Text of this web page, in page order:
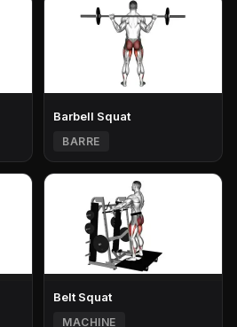
Barbell Squat
BARRE
Belt Squat
MACHINE